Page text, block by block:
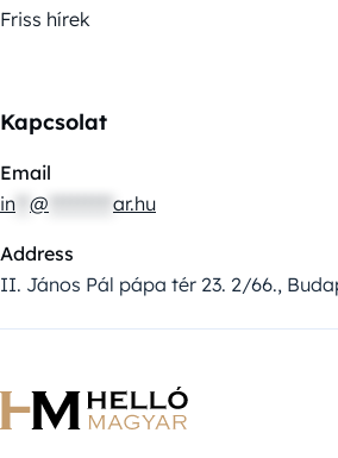
Friss hírek
Kapcsolat
Email
in @ ar.hu
Address
II. János Pál pápa tér 23. 2/66.,